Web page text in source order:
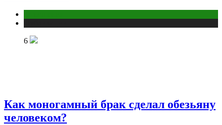
6
Как моногамный брак сделал обезьяну
человеком?